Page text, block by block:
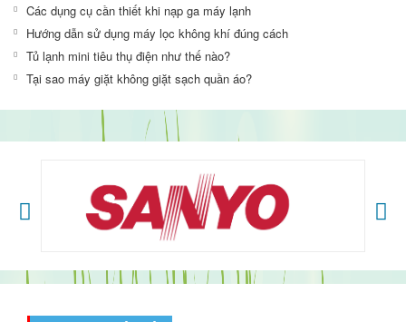
Các dụng cụ cần thiết khi nạp ga máy lạnh
Hướng dẫn sử dụng máy lọc không khí đúng cách
Tủ lạnh mini tiêu thụ điện như thế nào?
Tại sao máy giặt không giặt sạch quần áo?